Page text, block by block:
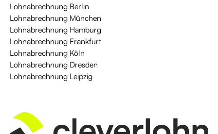
Lohnabrechnung Berlin
Lohnabrechnung München
Lohnabrechnung Hamburg
Lohnabrechnung Frankfurt
Lohnabrechnung Köln
Lohnabrechnung Dresden
Lohnabrechnung Leipzig